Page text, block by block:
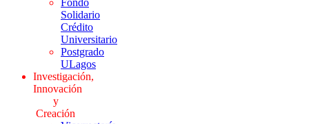
Fondo
Solidario
Crédito
Universitario
Postgrado
ULagos
Investigación,
Innovación
y
Creación